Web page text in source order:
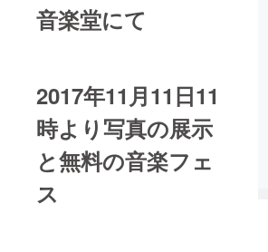
音楽堂にて
2017年11月11日11
時より写真の展示
と無料の音楽フェ
ス